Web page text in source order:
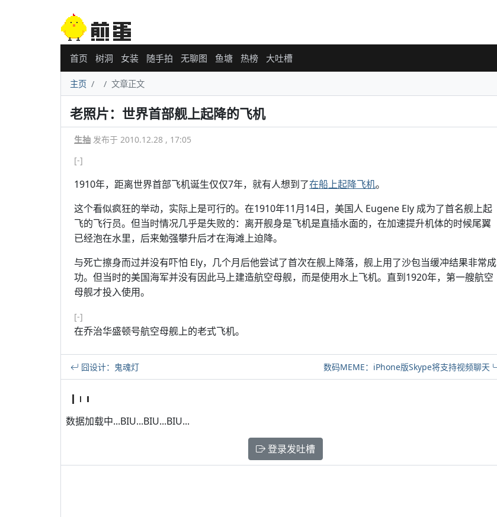
首页 树洞 女装 随手拍 无聊图 鱼塘 热榜 大吐槽
主页 文章正文
老照片：世界首部舰上起降的飞机
生抽 发布于 2010.12.28 , 17:05
[-]
1910年，距离世界首部飞机诞生仅仅7年，就有人想到了在船上起降飞机。
这个看似疯狂的举动，实际上是可行的。在1910年11月14日，美国人 Eugene Ely 成为了首名舰上起
飞的飞行员。但当时情况几乎是失败的：离开舰身是飞机是直插水面的，在加速提升机体的时候尾翼
已经泡在水里，后来勉强攀升后才在海滩上迫降。
与死亡擦身而过并没有吓怕 Ely，几个月后他尝试了首次在舰上降落，舰上用了沙包当缓冲结果非常成
功。但当时的美国海军并没有因此马上建造航空母舰，而是使用水上飞机。直到1920年，第一艘航空
母舰才投入使用。
[-]
在乔治华盛顿号航空母舰上的老式飞机。
囧设计：鬼魂灯 数码MEME：iPhone版Skype将支持视频聊天
数据加载中...BIU...BIU...BIU...
登录发吐槽